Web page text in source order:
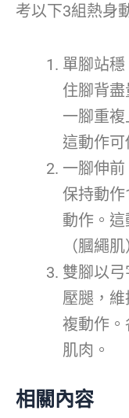
考以下3組熱身
單腳站
住腳背
一腳重複
這動作可
一腳伸前
保持動
動作。
（膕繩肌
雙腳以
壓腿，
複動作
肌肉。
相關內容